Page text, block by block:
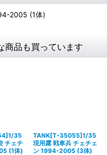
2005 (1体)
商品も買っています
35
チェチ
(1体)
TANK[T-35055]1/35
現用露 戦車兵 チェチェ
ン 1994-2005 (3体)